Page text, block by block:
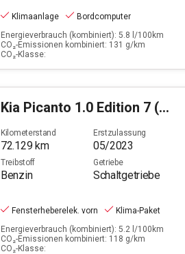
Klimaanlage
Bordcomputer
Energieverbrauch (kombiniert): 5.8 l/100km
CO₂-Emissionen kombiniert: 131 g/km
CO₂-Klasse:
Kia Picanto 1.0 Edition 7 (EURO 6d)
Kilometerstand
72.129km
Erstzulassung
05/2023
Treibstoff
Benzin
Getriebe
Schaltgetriebe
Fensterheberelek. vorn
Klima-Paket
Energieverbrauch (kombiniert): 5.2 l/100km
CO₂-Emissionen kombiniert: 118 g/km
CO₂-Klasse: